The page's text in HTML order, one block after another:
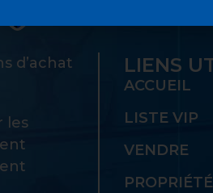
d’achat
les
LIENS
ACCUEIL
LISTE VIP
VENDRE